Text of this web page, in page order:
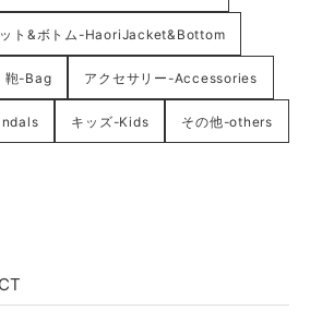
ト&ボトム-HaoriJacket&Bottom
鞄-Bag アクセサリー-Accessories
キッズ-Kids その他-others